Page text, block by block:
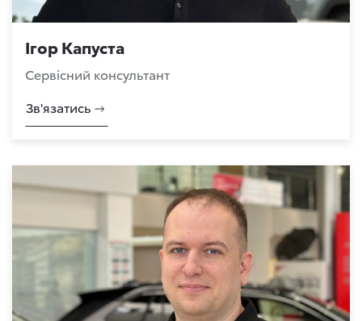
Ігор Капуста
Сервісний консультант
Зв'язатись